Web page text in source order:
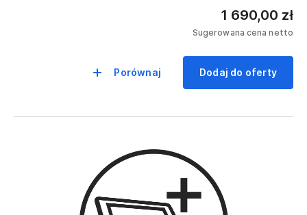
1 690,00 zł
Sugerowana cena netto
Porównaj Dodaj do oferty